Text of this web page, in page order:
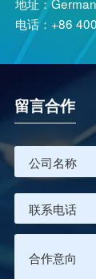
电话：+86
留言合作